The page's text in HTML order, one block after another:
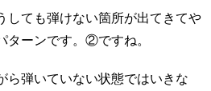
しても弾けない箇所が出てきてや
ターンです。②ですね。
弾いていない状態ではいきな